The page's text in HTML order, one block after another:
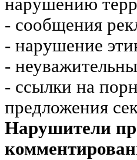
нарушению
- сообщения
- нарушение
-
- ссылки на
предложения
Нарушители